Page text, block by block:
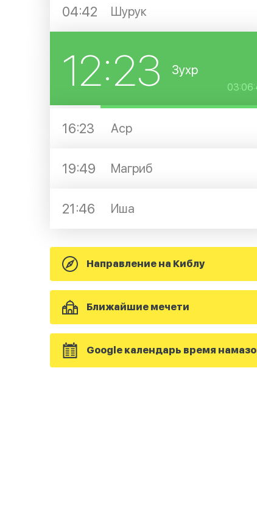
04:42 Шурук
12:23 Зухр
16:23 Аср
19:49 Магриб
21:46 Иша
Направление на Киблу
Ближайшие мечети
Google календарь время